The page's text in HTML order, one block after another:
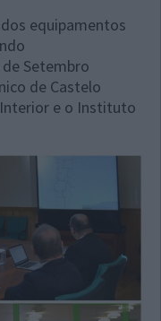
equipamentos
Setembro
de Castelo
e o Instituto